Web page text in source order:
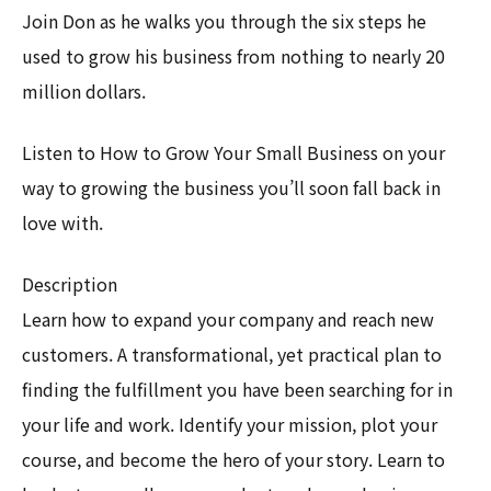
Join Don as he walks you through the six steps he
used to grow his business from nothing to nearly 20
million dollars.
Listen to How to Grow Your Small Business on your
way to growing the business you’ll soon fall back in
love with.
Description
Learn how to expand your company and reach new
customers. A transformational, yet practical plan to
finding the fulfillment you have been searching for in
your life and work. Identify your mission, plot your
course, and become the hero of your story. Learn to